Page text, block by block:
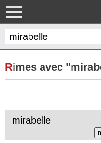
Rimes avec
mirabelle